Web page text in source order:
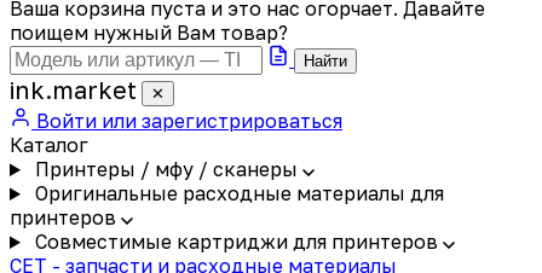
Ваша корзина пуста и это нас огорчает. Давайте
поищем нужный Вам товар?
Найти
ink.market ✕
Войти или зарегистрироваться
Каталог
Принтеры / мфу / сканеры
Оригинальные расходные материалы для
принтеров
Совместимые картриджи для принтеров
CET - запчасти и расходные материалы